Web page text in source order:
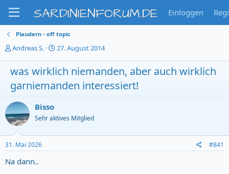
SARDINIENFORUM.DE Einloggen
Plaudern - off topic
T
m
e
n
s
t
a
e
Andreas S.
S
a
r
t
u
27. August 2014
was wirklich niemanden, aber auch wirklich
garniemanden interessiert!
Bisso
Sehr aktives Mitglied
31. Mai 2026 #841
Na dann..